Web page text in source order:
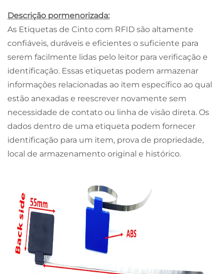
Descrição pormenorizada:
As Etiquetas de Cinto com RFID são altamente
confiáveis, duráveis e eficientes o suficiente para
serem facilmente lidas pelo leitor para verificação e
identificação. Essas etiquetas podem armazenar
informações relacionadas ao item específico ao qual
estão anexadas e reescrever novamente sem
necessidade de contato ou linha de visão direta. Os
dados dentro de uma etiqueta podem fornecer
identificação para um item, prova de propriedade,
local de armazenamento original e histórico.